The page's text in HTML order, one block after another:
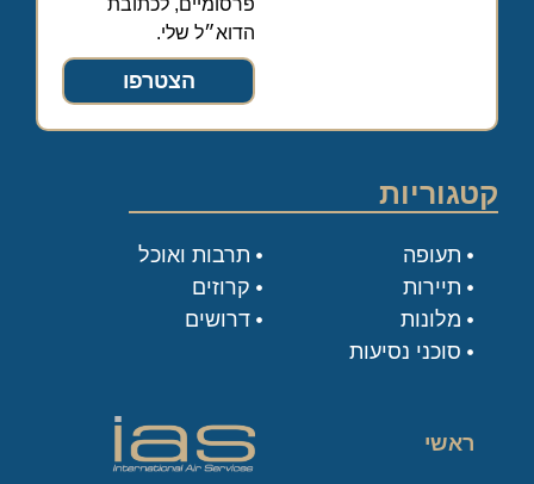
הדוא״ל שלי.
הצטרפו
קטגוריות
תעופה
תיירות
מלונות
סוכני נסיעות
תרבות ואוכל
קרוזים
דרושים
ראשי